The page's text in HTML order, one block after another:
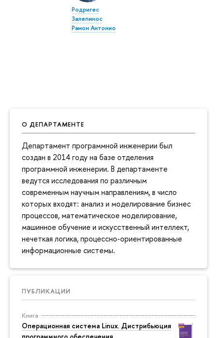
О ДЕПАРТАМЕНТЕ
Департамент программной инженерии был
создан в 2014 году на базе отделения
программной инженерии. В департаменте
ведутся исследования по различным
современным научным направлениям, в число
которых входят: анализ и моделирование бизнес
процессов, математическое моделирование,
машинное обучение и искусственный интеллект,
нечеткая логика, процессно-ориентированные
информационные системы.
ПУБЛИКАЦИИ
Книга
Операционная система Linux. Дистрибьюция
Родригес
Залепинос
Рамон Антонио